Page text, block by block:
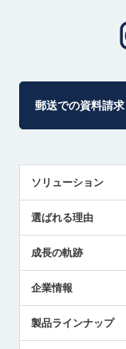
郵送での資料請求
ソリューション
解決策提案
選ばれる理由
成長の軌跡
企業情報
ごあいさつ
製品ラインナップ